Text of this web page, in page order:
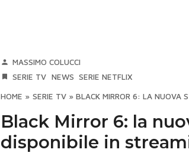
MASSIMO COLUCCI
SERIE TV NEWS SERIE NETFLIX
HOME » SERIE TV » BLACK MIRROR 6: LA NUOVA
Black Mirror 6: la
disponibile in